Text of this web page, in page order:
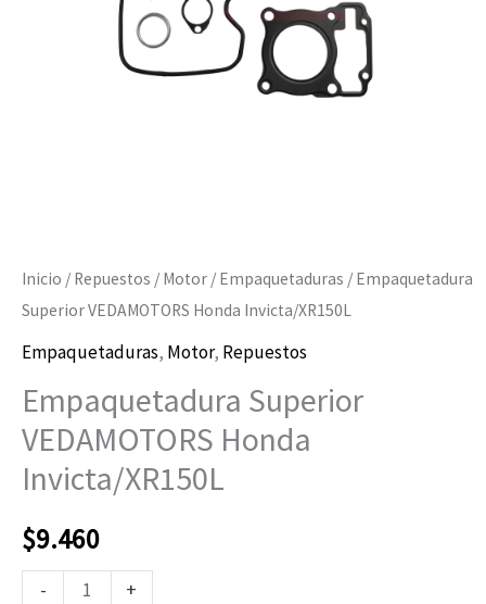
Inicio / Repuestos / Motor / Empaquetaduras / Empaquetadura
Superior VEDAMOTORS Honda Invicta/XR150L
Empaquetaduras, Motor, Repuestos
Empaquetadura Superior
VEDAMOTORS Honda
Invicta/XR150L
$9.460
- +